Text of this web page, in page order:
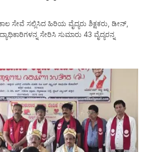
ಸೇವೆ ಸಲ್ಲಿಸಿದ ಹಿರಿಯ ವೈದ್ಯರು ಶಿಕ್ಷಕರು, ಡೀನ್,
ಸೇರಿಸಿ ಸುಮಾರು 43 ವೈದ್ಯರನ್ನ